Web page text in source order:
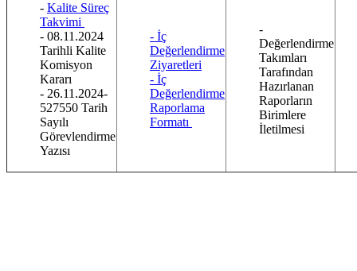
- Kalite Süreç
Takvimi
- 08.11.2024
Tarihli Kalite
Komisyon
Kararı
- 26.11.2024-
527550 Tarih
Sayılı
Görevlendirme
Yazısı
- İç
Değerlendirme
Ziyaretleri
- İç
Değerlendirme
Raporlama
Formatı
-
Değerlendirme
Takımları
Tarafından
Hazırlanan
Raporların
Birimlere
İletilmesi